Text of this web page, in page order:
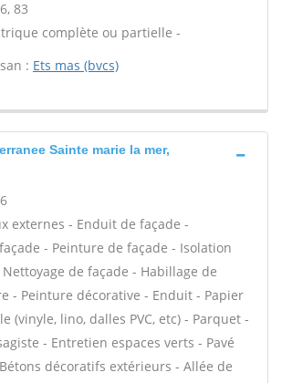
83
complète ou partielle -
: Ets mas (bvcs)
Sainte marie la mer,
externes - Enduit de façade -
- Peinture de façade - Isolation
de façade - Habillage de
- Peinture décorative - Enduit - Papier
(vinyle, lino, dalles PVC, etc) - Parquet -
- Entretien espaces verts - Pavé
décoratifs extérieurs - Allée de